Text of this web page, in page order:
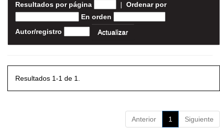
Resultados por página | Ordenar por
En orden
Autor/registro
Resultados 1-1 de 1.
Anterior 1 Siguiente